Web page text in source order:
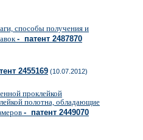
способы получения и
- патент 2487870
2455169 (10.07.2012)
проклейкой
полотна, обладающие
- патент 2449070